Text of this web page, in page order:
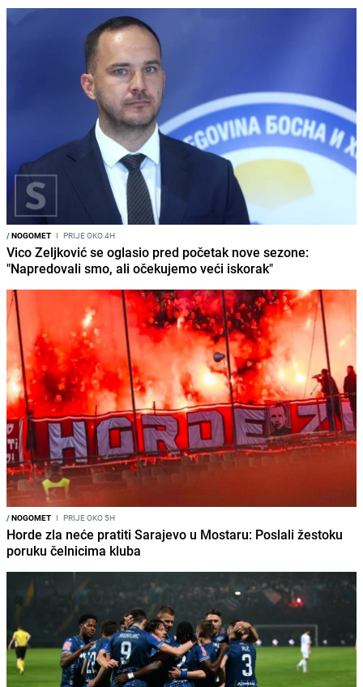
/NOGOMET I PRIJE OKO 4H
Vico Zeljković se oglasio pred početak nove sezone:
"Napredovali smo, ali očekujemo veći iskorak"
/NOGOMET I PRIJE OKO 5H
Horde zla neće pratiti Sarajevo u Mostaru: Poslali žestoku
poruku čelnicima kluba